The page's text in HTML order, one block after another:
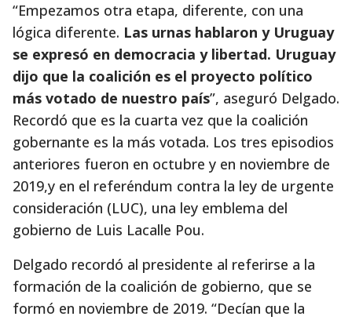
“Empezamos otra etapa, diferente, con una
lógica diferente. Las urnas hablaron y Uruguay
se expresó en democracia y libertad. Uruguay
dijo que la coalición es el proyecto político
más votado de nuestro país”, aseguró Delgado.
Recordó que es la cuarta vez que la coalición
gobernante es la más votada. Los tres episodios
anteriores fueron en octubre y en noviembre de
2019,y en el referéndum contra la ley de urgente
consideración (LUC), una ley emblema del
gobierno de Luis Lacalle Pou.
Delgado recordó al presidente al referirse a la
formación de la coalición de gobierno, que se
formó en noviembre de 2019. “Decían que la